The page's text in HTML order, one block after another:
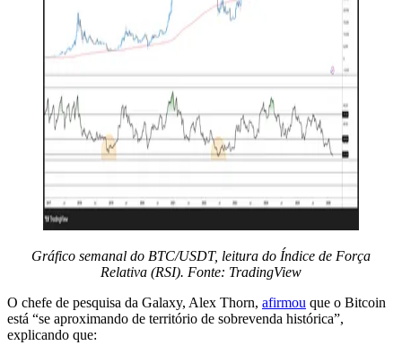
Gráfico semanal do BTC/USDT, leitura do Índice de Força
Relativa (RSI). Fonte: TradingView
O chefe de pesquisa da Galaxy, Alex Thorn, afirmou que o Bitcoin
está “se aproximando de território de sobrevenda histórica”,
explicando que: